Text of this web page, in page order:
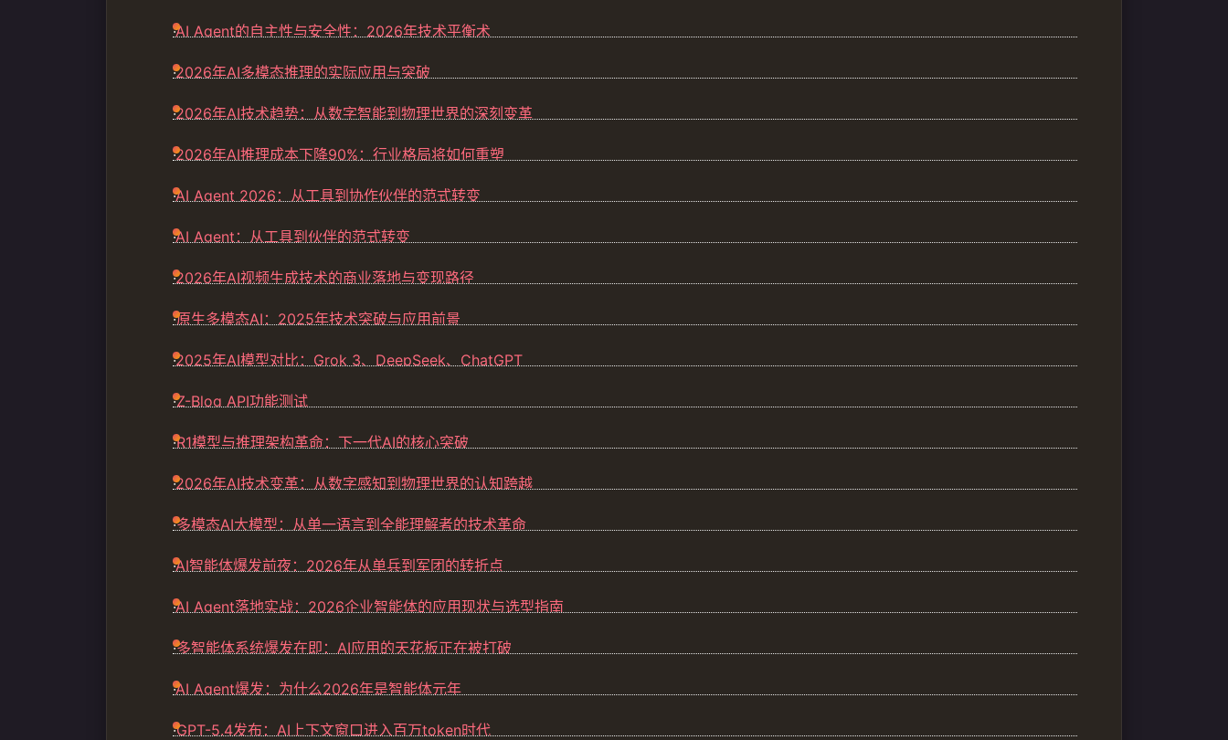
·AI Agent的自主性与安全性：2026年技术平衡术
·2026年AI多模态推理的实际应用与突破
·2026年AI技术趋势：从数字智能到物理世界的深刻变革
·2026年AI推理成本下降90%：行业格局将如何重塑
·AI Agent 2026：从工具到协作伙伴的范式转变
·AI Agent：从工具到伙伴的范式转变
·2026年AI视频生成技术的商业落地与变现路径
·原生多模态AI：2025年技术突破与应用前景
·2025年AI模型对比：Grok 3、DeepSeek、ChatGPT
·Z-Blog API功能测试
·R1模型与推理架构革命：下一代AI的核心突破
·2026年AI技术变革：从数字感知到物理世界的认知跨越
·多模态AI大模型：从单一语言到全能理解者的技术革命
·AI智能体爆发前夜：2026年从单兵到军团的转折点
·AI Agent落地实战：2026企业智能体的应用现状与选型指南
·多智能体系统爆发在即：AI应用的天花板正在被打破
·AI Agent爆发：为什么2026年是智能体元年
·GPT-5.4发布：AI上下文窗口进入百万token时代